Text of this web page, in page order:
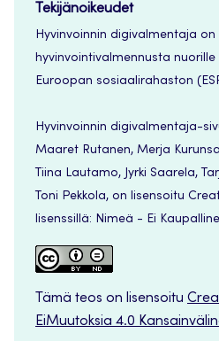
Tekijänoikeudet
Hyvinvoinnin digivalmentaja
hyvinvointivalmennusta
Euroopan sosiaalirahaston
Hyvinvoinnin digivalmentaja-
Maaret Rutanen, Merja
Tiina Lautamo, Jyrki Saarela,
Toni Pekkola, on lisensoitu
lisenssillä: Nimeä - Ei
Tämä teos on lisensoitu
EiMuutoksia 4.0